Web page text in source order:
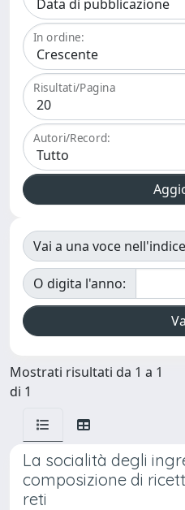
In ordine:
Risultati/Pagina
Autori/Record:
Vai a una voce
O digita l'anno:
Mostrati risultati da 1 a 1
di 1
La socialità degli
composizione di
reti